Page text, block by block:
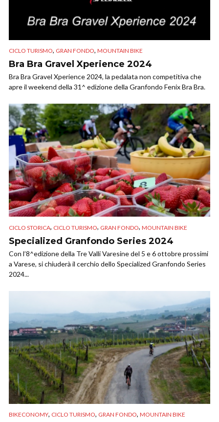
CICLO TURISMO, GRAN FONDO, MOUNTAIN BIKE
Bra Bra Gravel Xperience 2024
Bra Bra Gravel Xperience 2024, la pedalata non competitiva che
apre il weekend della 31^ edizione della Granfondo Fenix Bra Bra.
CICLO STORICA, CICLO TURISMO, GRAN FONDO, MOUNTAIN BIKE
Specialized Granfondo Series 2024
Con l’8^edizione della Tre Valli Varesine del 5 e 6 ottobre prossimi
a Varese, si chiuderà il cerchio dello Specialized Granfondo Series
2024...
BIKECONOMY, CICLO TURISMO, GRAN FONDO, MOUNTAIN BIKE